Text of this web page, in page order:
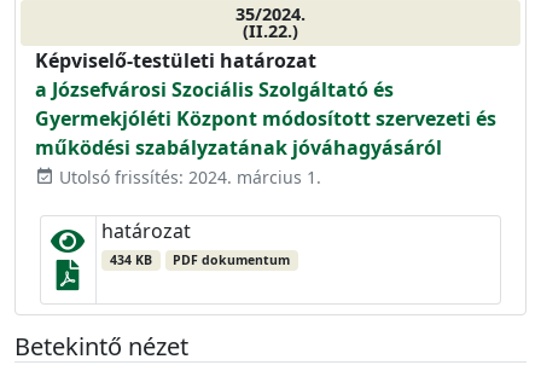
35/2024.
(II.22.)
Képviselő-testületi határozat
a Józsefvárosi Szociális Szolgáltató és
Gyermekjóléti Központ módosított szervezeti és
működési szabályzatának jóváhagyásáról
event_available Utolsó frissítés: 2024. március 1.
határozat
434 KB PDF dokumentum
Betekintő nézet